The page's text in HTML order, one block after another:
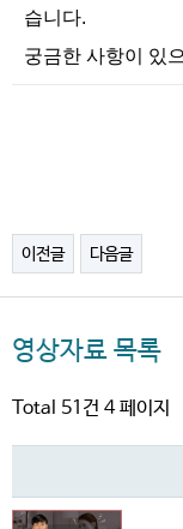
습니다.
궁금한 사항이 있
이전글 다음글
영상자료 목록
Total 51건 4 페이지